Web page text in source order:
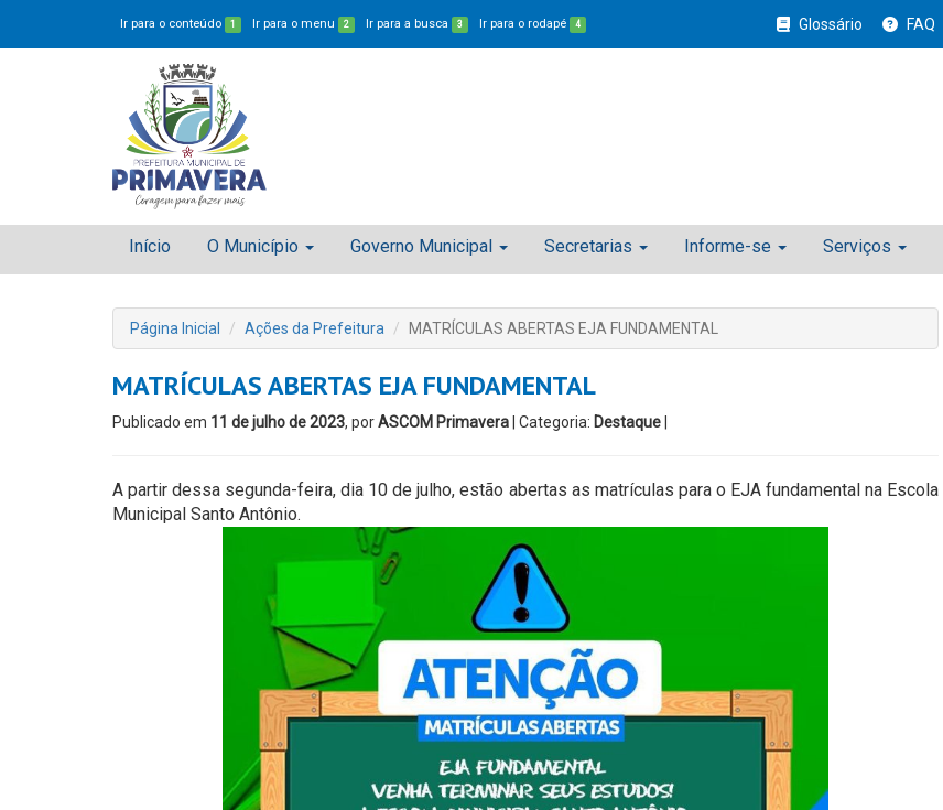
Ir para o conteúdo 1 Ir para o menu 2 Ir para a busca 3 Ir para o rodapé 4 Glossário FAQ
Início O Município Governo Municipal Secretarias Informe-se Serviços
Página Inicial Ações da Prefeitura MATRÍCULAS ABERTAS EJA FUNDAMENTAL
MATRÍCULAS ABERTAS EJA FUNDAMENTAL
Publicado em 11 de julho de 2023, porASCOM Primavera | Categoria: Destaque
A partir dessa segunda-feira, dia 10 de julho, estão abertas as matrículas para o EJA fundamental na Escola
Municipal Santo Antônio.